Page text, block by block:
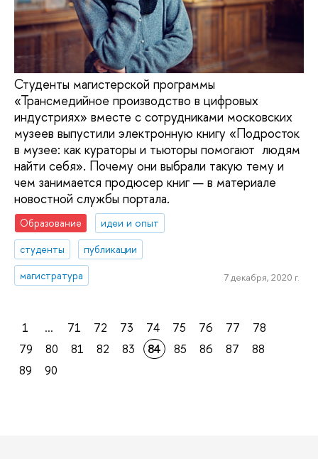
Студенты магистерской программы
«Трансмедийное производство в цифровых
индустриях» вместе с сотрудниками московских
музеев выпустили электронную книгу «Подросток
в музее: как кураторы и тьюторы помогают людям
найти себя». Почему они выбрали такую тему и
чем занимается продюсер книг — в материале
новостной службы портала.
Образование
идеи и опыт
студенты
публикации
магистратура
7 декабря, 2020 г.
1 ... 71 72 73 74 75 76 77
78
79
80 81 82 83 84 85 86 87
88
89
90